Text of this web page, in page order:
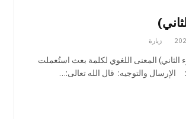
زيارة
الثاني) المعنى اللغوي لكلمة بعث استُعملت
والتوجيه: قال الله تعالى:…